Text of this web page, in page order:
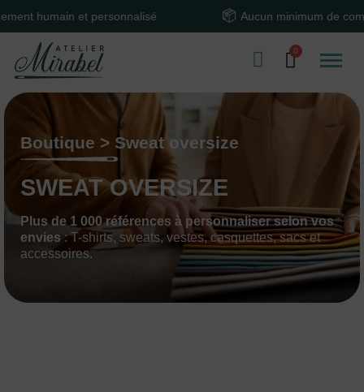
et personnalisé Aucun minimum de commande
Boutique > Sweat oversize
SWEAT OVERSIZE
Plus de 1 000 références à personnaliser selon vos
envies : T-shirts, sweats, vestes, casquettes, sacs et
accessoires.